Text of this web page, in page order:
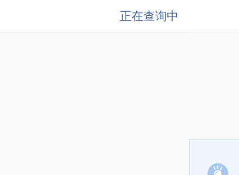
正在查询中